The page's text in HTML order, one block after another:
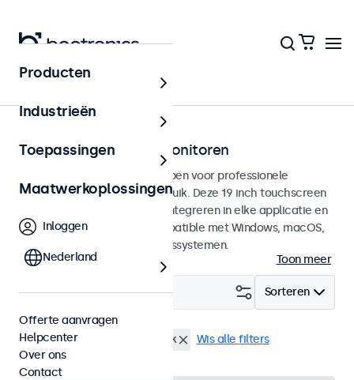
Touchscreens
19 inch touchscreen monitoren
19 inch touchscreens ontworpen voor professionele
toepassingen en continu gebruik. Deze 19 inch touchscreen
monitoren zijn eenvoudig te integreren in elke applicatie en
iedere omgeving en zijn compatible met Windows, macOS,
ChromeOS en Linux besturingssystemen.
Toon meer
Sorteren
Filter (3)
19 inch touchscreens eMark Wis alle filters
Producten
Industrieën
Toepassingen
Maatwerkoplossingen
Inloggen
Nederland
Offerte aanvragen
Helpcenter
Over ons
Contact